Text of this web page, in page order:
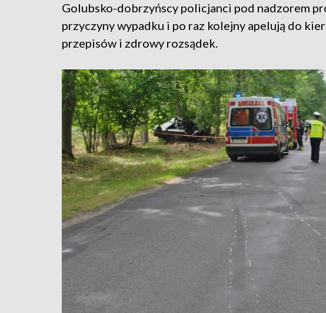
Golubsko-dobrzyńscy policjanci pod nadzorem
przyczyny wypadku i po raz kolejny apelują do
przepisów i zdrowy rozsądek.